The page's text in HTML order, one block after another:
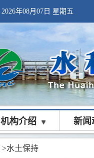
2026年08月07日 星期五
机构介绍 新闻
>水土保持